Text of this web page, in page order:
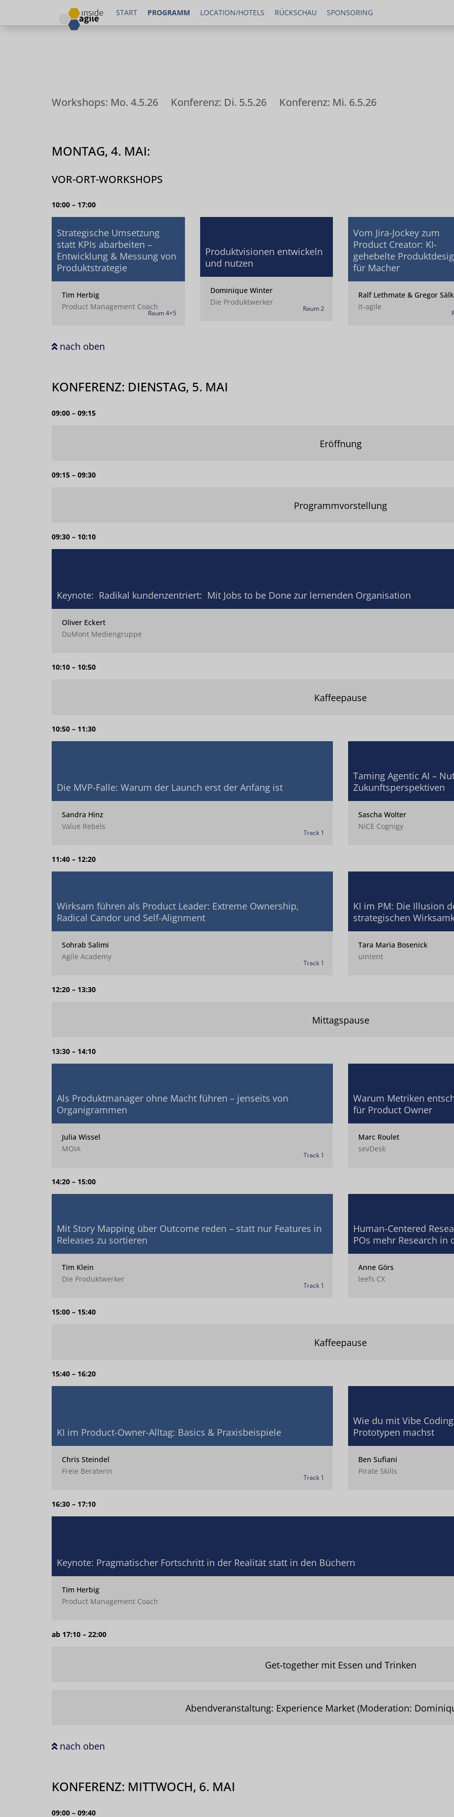
START PROGRAMM LOCATION/HOTELS RÜCKSCHAU SPONSORING
Programm für
Workshops: Mo. 4.5.26 Konferenz: Di. 5.5.26 Konferenz: Mi. 6.5.26
MONTAG, 4. MAI:
VOR-ORT-WORKSHOPS
10:00 – 17:00
Strategische Umsetzung
statt KPIs abarbeiten –
Entwicklung & Messung von
Produktstrategie
Tim Herbig
Product Management Coach
Raum 4+5
Produktvisionen entwickeln
und nutzen
Dominique Winter
Die Produktwerker
Raum 2
Vom Jira-Jockey zum
Product Creator: KI-
gehebelte
für Macher
Ralf Lethmate & Gregor
it-agile
nach oben
KONFERENZ: DIENSTAG, 5. MAI
09:00 – 09:15
Eröffnung
09:15 – 09:30
Programmvorstellung
09:30 – 10:10
Keynote: ­ Radikal kundenzentriert: ­ Mit Jobs to be Done zur lernenden Organisation
Oliver Eckert
DuMont Mediengruppe
10:10 – 10:50
Kaffeepause
10:50 – 11:30
Die MVP-Falle: Warum der Launch erst der Anfang ist
Sandra Hinz
Value Rebels
Track 1
Taming Agentic AI –
Zukunftsperspektiven
Sascha Wolter
NiCE Cognigy
11:40 – 12:20
Wirksam führen als Product Leader: Extreme Ownership,
Radical Candor und Self-Alignment
Sohrab Salimi
Agile Academy
Track 1
KI im PM: Die Illusion
strategischen
Tara Maria Bosenick
uintent
12:20 – 13:30
Mittagspause
13:30 – 14:10
Als Produktmanager ohne Macht führen – jenseits von
Organigrammen
Julia Wissel
MOIA
Track 1
Warum Metriken
für Product Owner
Marc Roulet
sevDesk
14:20 – 15:00
Mit Story Mapping über Outcome reden – statt nur Features in
Releases zu sortieren
Tim Klein
Die Produktwerker
Track 1
Human-Centered
POs mehr Research in
Anne Görs
leefs CX
15:00 – 15:40
Kaffeepause
15:40 – 16:20
KI im Product-Owner-Alltag: Basics & Praxisbeispiele
Chris Steindel
Freie Beraterin
Track 1
Wie du mit Vibe
Prototypen machst
Ben Sufiani
Pirate Skills
16:30 – 17:10
Keynote: Pragmatischer Fortschritt in der Realität statt in den Büchern
Tim Herbig
Product Management Coach
ab 17:10 – 22:00
Get-together mit Essen und Trinken
Abendveranstaltung: Experience Market (Moderation:
nach oben
KONFERENZ: MITTWOCH, 6. MAI
09:00 – 09:40